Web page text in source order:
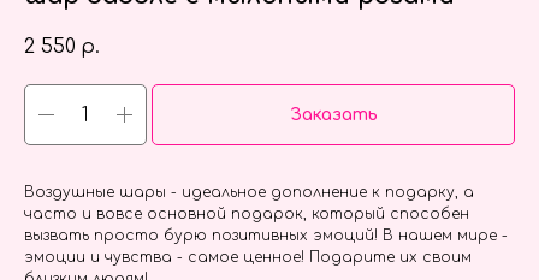
2 550 р.
Заказать
Воздушные шары - идеальное дополнение к подарку, а
часто и вовсе основной подарок, который способен
вызвать просто бурю позитивных эмоций! В нашем мире -
эмоции и чувства - самое ценное! Подарите их своим